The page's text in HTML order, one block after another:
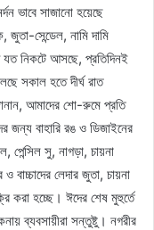
ভাবে সাজানো হয়েছে
সেন্ডেল, নামি দামি
যত নিকটে আসছে, প্রতিদিনই
সকাল হতে দীর্ঘ রাত
আমাদের শো-রুমে প্রতি
জন্য বাহারি রঙ ও ডিজাইনের
পেন্সিল সু, নাগড়া, চায়না
লেদার জুতা, চায়না
করা হচ্ছে। ঈদের শেষ মুহুর্তে
ব্যবসায়ীরা সন্তুষ্টু। নগরীর